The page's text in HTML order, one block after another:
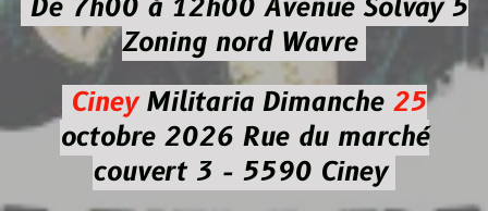
De 7h00 à 12h00 Avenue Solvay 5
Zoning nord Wavre
CineyMilitaria Dimanche 25
octobre 2026Rue du marché
couvert 3 - 5590 Ciney